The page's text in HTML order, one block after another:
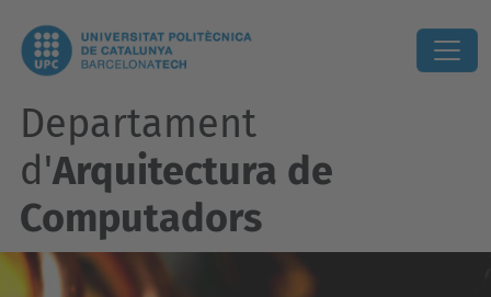
Departament
d'Arquitectura de
Computadors